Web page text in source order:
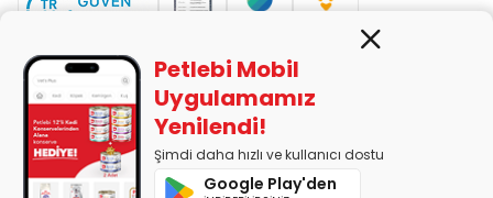
PETLEBİ EVCİL HAYVAN ÜRÜNLERİ PAZ. SAN. TİC. LTD. ŞTİ. Alaşarköy
Mah. 1. Alaşar Cad. No: 9 Osmangazi/Bursa
7290599225 vergi numarasıyla Uludağ Vergi Dairesi'ne bağlıdır.
Petlebi Mobil
Uygulamamız
Yenilendi!
Şimdi daha hızlı ve kullanıcı dostu
Google Play'den